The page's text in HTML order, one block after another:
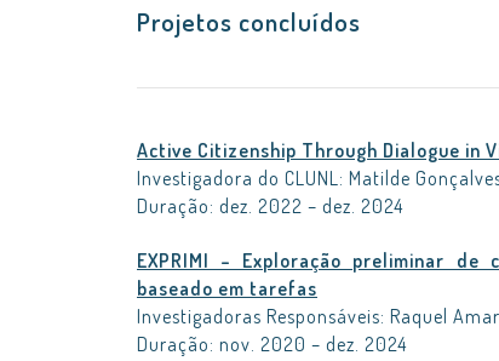
Projetos concluídos
Active Citizenship Through Dialogue in
Investigadora do CLUNL: Matilde
Duração: dez. 2022 – dez. 2024
EXPRIMI – Exploração preliminar
baseado em tarefas
Investigadoras Responsáveis: Raquel
Duração: nov. 2020 – dez. 2024